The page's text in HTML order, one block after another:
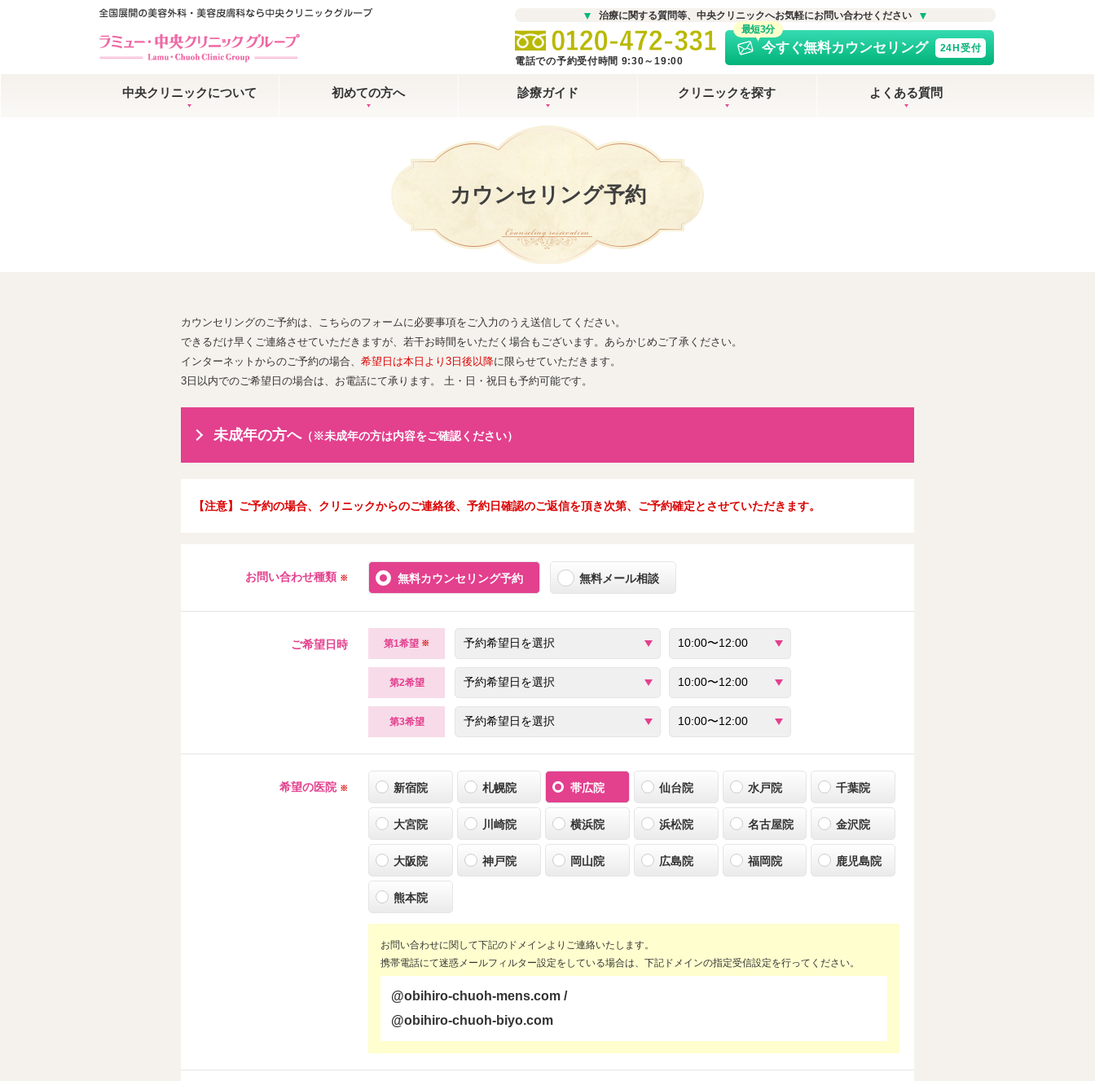
治療に関する質問等、中央クリニックへお気軽にお問い合わせください
電話での予約受付時間 9:30～19:00
最短3分
今すぐ無料カウンセリング 24H受付
中央クリニックについて 初めての方へ 診療ガイド クリニックを探す よくある質問
カウンセリング予約
Counseling reservation
カウンセリングのご予約は、こちらのフォームに必要事項をご入力のうえ送信してください。
できるだけ早くご連絡させていただきますが、若干お時間をいただく場合もございます。あらかじめご了承ください。
インターネットからのご予約の場合、 希望日は本日より3日後以降に限らせていただきます。
3日以内でのご希望日の場合は、お電話にて承ります。 土・日・祝日も予約可能です。
未成年の方へ（※未成年の方は内容をご確認ください）
【注意】ご予約の場合、クリニックからのご連絡後、予約日確認のご返信を頂き次第、ご予約確定とさせていただきます。
お問い合わせ種類 ※ 無料カウンセリング予約 無料メール相談
ご希望日時 第1希望 ※
第2希望
第3希望
希望の医院 ※ 新宿院 札幌院 帯広院 仙台院 水戸院 千葉院
大宮院 川崎院 横浜院 浜松院 名古屋院 金沢院
大阪院 神戸院 岡山院 広島院 福岡院 鹿児島院
熊本院
お問い合わせに関して下記のドメインよりご連絡いたします。
携帯電話にて迷惑メールフィルター設定をしている場合は、下記ドメインの指定受信設定を行ってください。
@obihiro-chuoh-mens.com /
@obihiro-chuoh-biyo.com